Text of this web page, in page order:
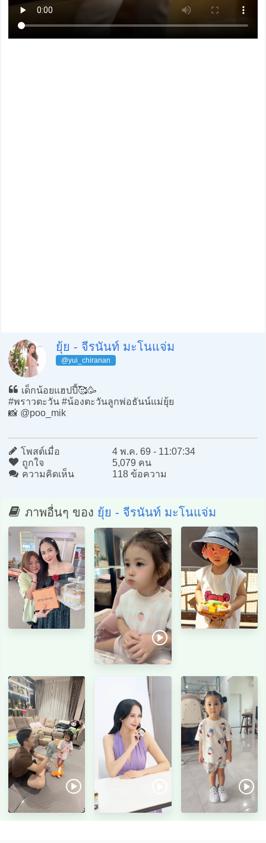
ยุ้ย - จีรนันท์ มะโนแจ่ม
@yui_chiranan
เด็กน้อยแฮปปี้🥰🥳
#พราวตะวัน #น้องตะวันลูกพ่อธันน์แม่ยุ้ย
📸 @poo_mik
โพสต์เมื่อ
4 พ.ค. 69 - 11:07:34
ถูกใจ
5,079 คน
ความคิดเห็น
118 ข้อความ
ภาพอื่นๆ ของ ยุ้ย - จีรนันท์ มะโนแจ่ม